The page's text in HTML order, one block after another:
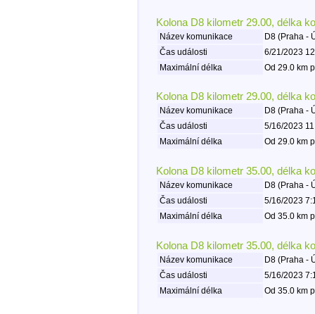
Kolona D8 kilometr 29.00, délka
Název komunikace
D8 (Praha -
Čas události
6/21/2023
Maximální délka
Od 29.0 km
Kolona D8 kilometr 29.00, délka
Název komunikace
D8 (Praha -
Čas události
5/16/2023
Maximální délka
Od 29.0 km
Kolona D8 kilometr 35.00, délka
Název komunikace
D8 (Praha -
Čas události
5/16/2023
Maximální délka
Od 35.0 km
Kolona D8 kilometr 35.00, délka
Název komunikace
D8 (Praha -
Čas události
5/16/2023
Maximální délka
Od 35.0 km